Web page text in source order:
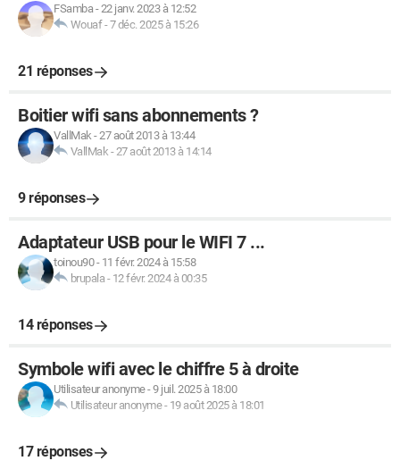
FSamba-22 janv. 2023 à 12:52
Wouaf-7 déc. 2025 à 15:26
21 réponses
Boitier wifi sans abonnements ?
VallMak-27 août 2013 à 13:44
VallMak -27 août 2013 à 14:14
9 réponses
Adaptateur USB pour le WIFI 7 ...
toinou90- 11 févr. 2024 à 15:58
brupala - 12 févr. 2024 à 00:35
14 réponses
Symbole wifi avec le chiffre 5 à droite
Utilisateur anonyme-9 juil. 2025 à 18:00
Utilisateur anonyme- 19 août 2025 à 18:01
17 réponses